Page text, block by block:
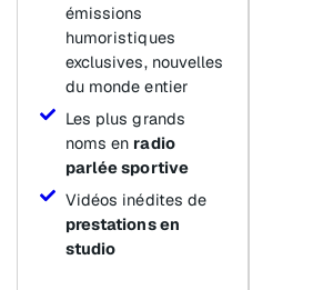
émissions
humoristiques
exclusives, nouvelles
du monde entier
Les plus grands
noms en radio
parlée sportive
Vidéos inédites de
prestations en
studio